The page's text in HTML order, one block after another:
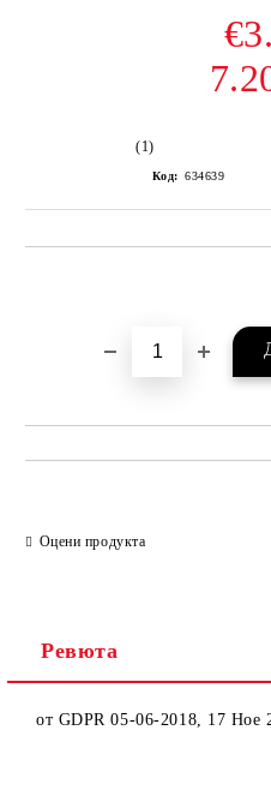
(1)
Код: 634639
Оцени продукта
Ревюта
от GDPR 05-06-2018, 17 Ное